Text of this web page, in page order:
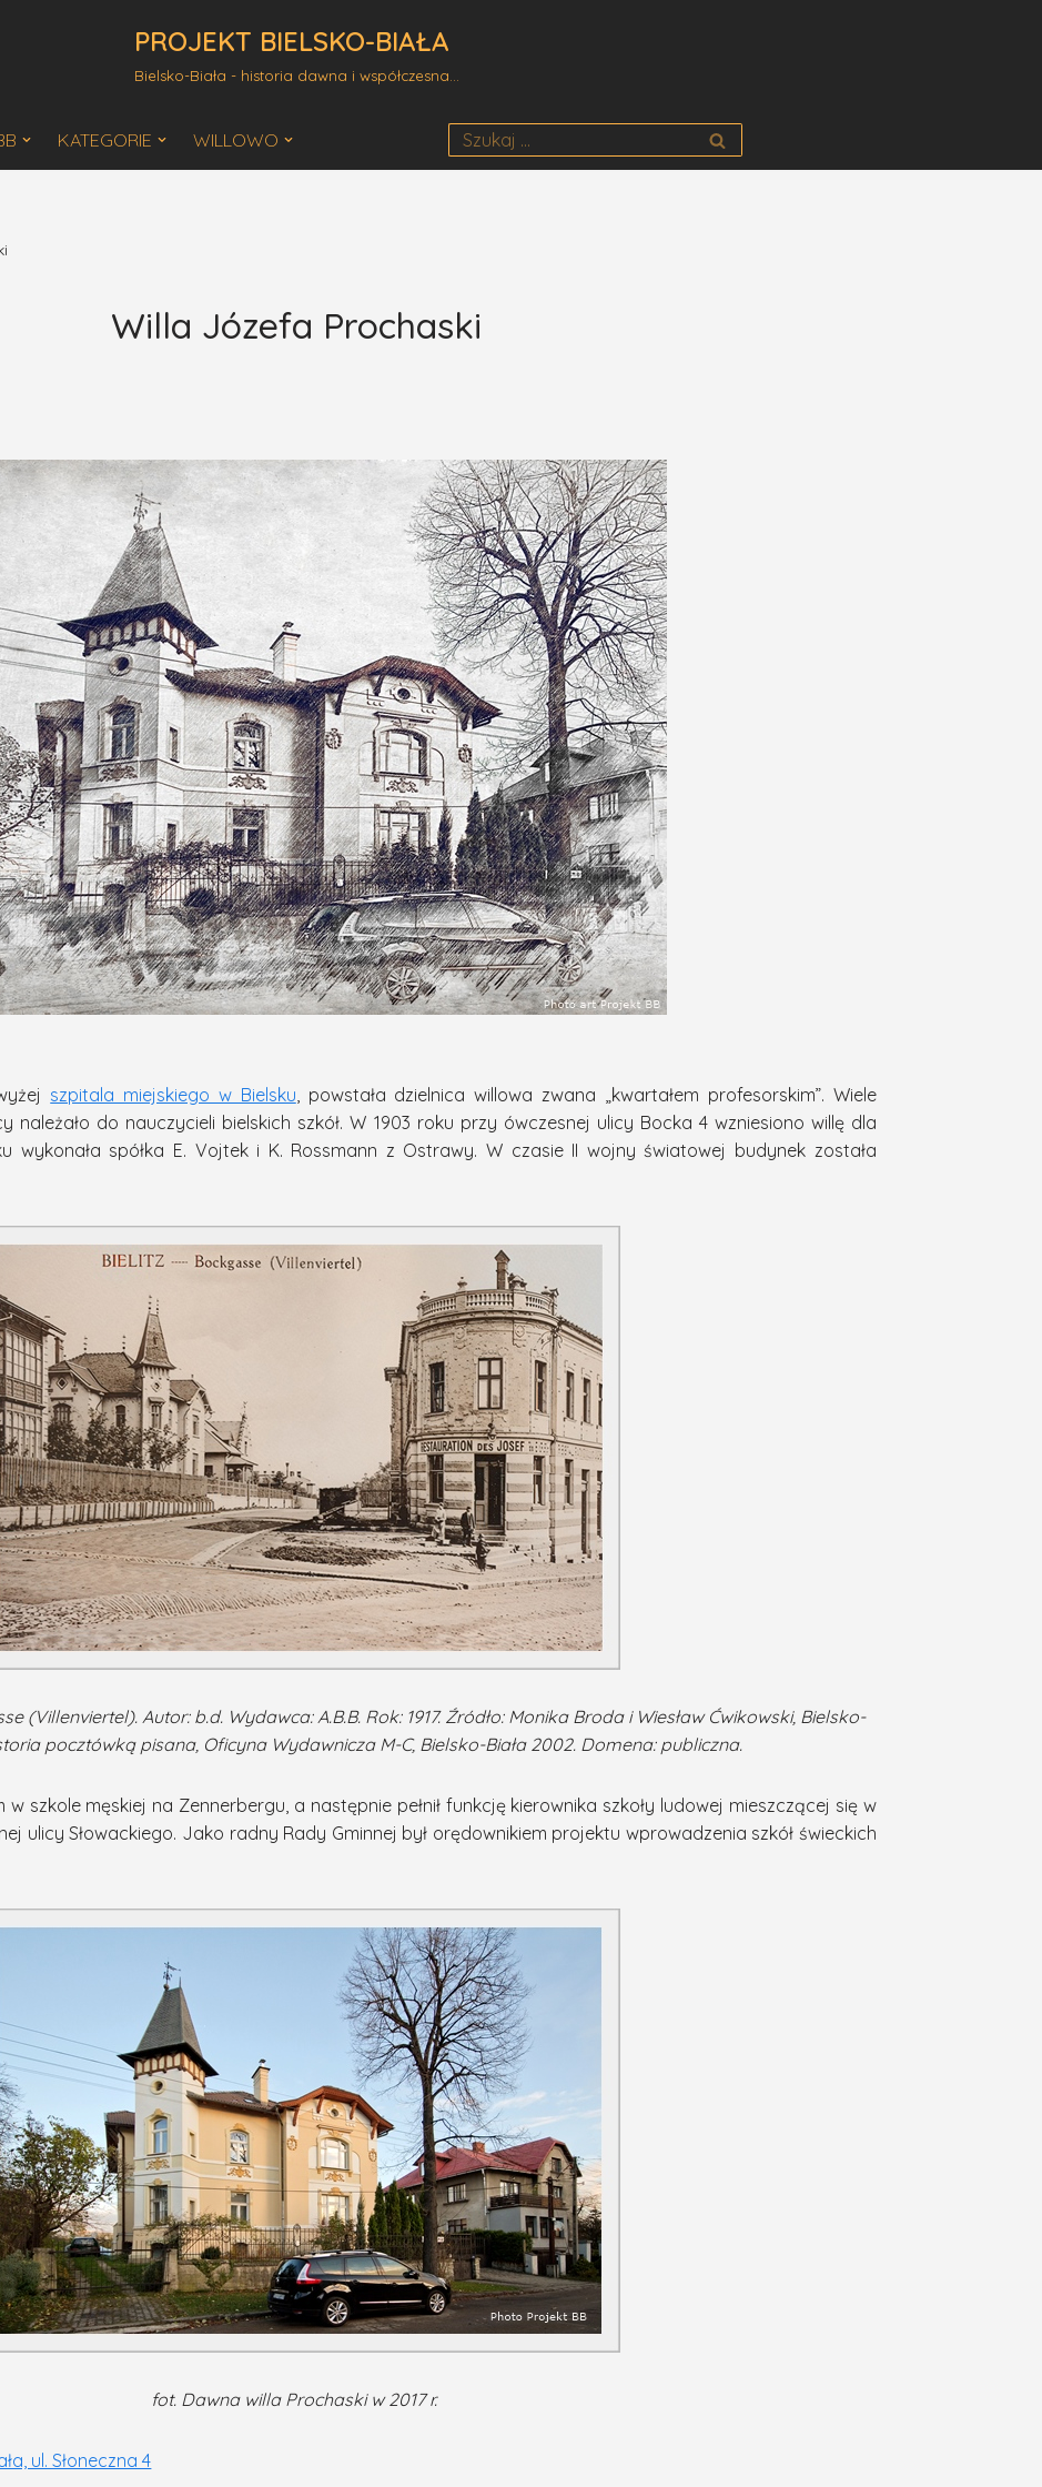
PROJEKT BIELSKO-BIAŁA
Bielsko-Biała - historia dawna i współczesna...
KATEGORIE WILLOWO
Willa Józefa Prochaski
szpitala miejskiego w Bielsku, powstała dzielnica willowa zwana „kwartałem profesorskim”. Wiele
należało do nauczycieli bielskich szkół. W 1903 roku przy ówczesnej ulicy Bocka 4 wzniesiono willę dla
wykonała spółka E. Vojtek i K. Rossmann z Ostrawy. W czasie II wojny światowej budynek została
(Villenviertel). Autor: b.d. Wydawca: A.B.B. Rok: 1917. Źródło: Monika Broda i Wiesław Ćwikowski, Bielsko-
pocztówką pisana, Oficyna Wydawnicza M-C, Bielsko-Biała 2002. Domena: publiczna.
szkole męskiej na Zennerbergu, a następnie pełnił funkcję kierownika szkoły ludowej mieszczącej się w
ulicy Słowackiego. Jako radny Rady Gminnej był orędownikiem projektu wprowadzenia szkół świeckich
fot. Dawna willa Prochaski w 2017 r.
ul. Słoneczna 4